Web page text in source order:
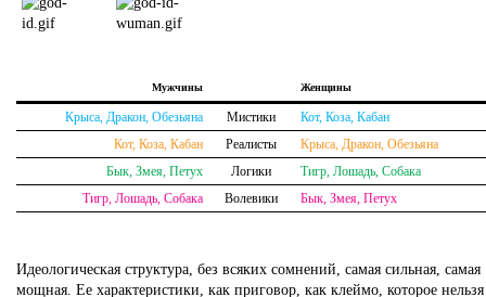
Мужчины Женщины
Крыса, Дракон, Обезьяна Мистики
Кот, Коза, Кабан
Кот, Коза, Кабан
Реалисты
Крыса, Дракон, Обезьяна
Бык, Змея, Петух
Логики
Тигр, Лошадь, Собака
Тигр, Лошадь, Собака
Волевики Бык, Змея, Петух
Идеологическая структура, без всяких сомнений, самая сильная, самая
мощная. Ее характеристики, как приговор, как клеймо, которое нельзя